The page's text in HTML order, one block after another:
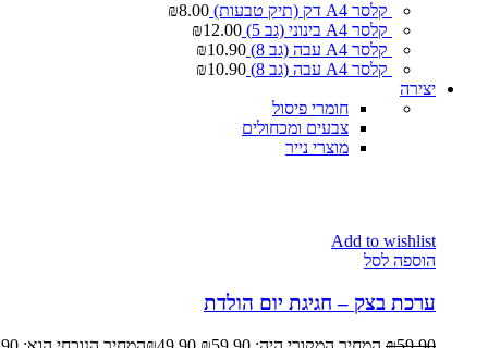
קלסר A4 דק (תיק טבעות) ₪8.00
קלסר A4 בינוני (גב 5)
₪12.00
קלסר A4 עבה (גב 8)
₪10.90
קלסר A4 עבה (גב 8)
₪10.90
יצירה
חומרי פיסול
צבעים ומכחולים
מוצרי נייר
Add to wishlist
הוספה לסל
ערכת בצק – חגיגת יום הולדת